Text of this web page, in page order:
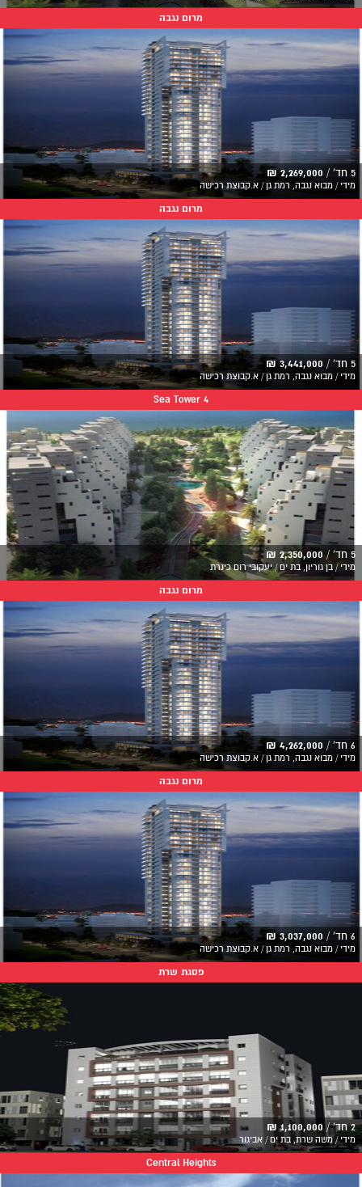
מרום נגבה
5 חד' / 2,269,000 ₪
מידי / מבוא נגבה, רמת גן / א.קבוצת רכישה
מרום נגבה
5 חד' / 3,441,000 ₪
מידי / מבוא נגבה, רמת גן / א.קבוצת רכישה
Sea Tower 4
5 חד' / 2,350,000 ₪
מידי / בן גוריון, בת ים / יעקובי רום כינרת
מרום נגבה
6 חד' / 4,262,000 ₪
מידי / מבוא נגבה, רמת גן / א.קבוצת רכישה
מרום נגבה
6 חד' / 3,037,000 ₪
מידי / מבוא נגבה, רמת גן / א.קבוצת רכישה
פסגת שרת
2 חד' / 1,100,000 ₪
מידי / משה שרת, בת ים / אביגור
Central Heights